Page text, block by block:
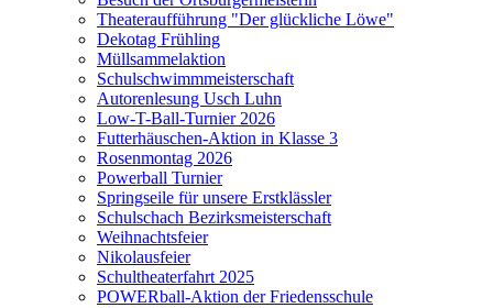
Theateraufführung "Der glückliche Löwe"
Dekotag Frühling
Müllsammelaktion
Schulschwimmmeisterschaft
Autorenlesung Usch Luhn
Low-T-Ball-Turnier 2026
Futterhäuschen-Aktion in Klasse 3
Rosenmontag 2026
Powerball Turnier
Springseile für unsere Erstklässler
Schulschach Bezirksmeisterschaft
Weihnachtsfeier
Nikolausfeier
Schultheaterfahrt 2025
POWERball-Aktion der Friedensschule